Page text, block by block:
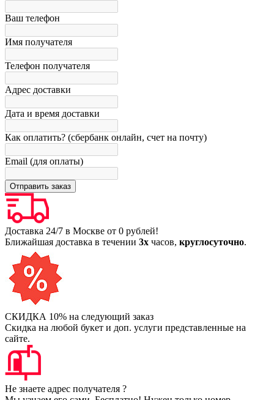
Ваш телефон
Имя получателя
Телефон получателя
Адрес доставки
Дата и время доставки
Как оплатить? (сбербанк онлайн, счет на почту)
Email (для оплаты)
Доставка 24/7 в Москве от 0 рублей!
Ближайшая доставка в течении 3х часов, круглосуточно.
СКИДКА 10% на следующий заказ
Скидка на любой букет и доп. услуги представленные на
сайте.
Не знаете адрес получателя ?